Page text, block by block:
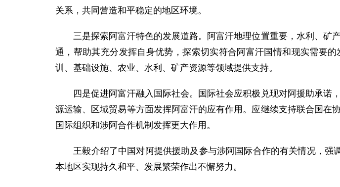
关系，共同营造和平稳定的地区环境。
三是探索阿富汗特色的发展道路。阿富汗地理位置重要，水利、矿
通，帮助其充分发挥自身优势，探索切实符合阿富汗国情和现实需要
训、基础设施、农业、水利、矿产资源等领域提供支持。
四是促进阿富汗融入国际社会。国际社会应积极兑现对阿援助承诺
源运输、区域贸易等方面发挥阿富汗的应有作用。应继续支持联合国
国际组织和涉阿合作机制发挥更大作用。
王毅介绍了中国对阿提供援助及参与涉阿国际合作的有关情况，强
本地区实现持久和平、发展繁荣作出不懈努力。